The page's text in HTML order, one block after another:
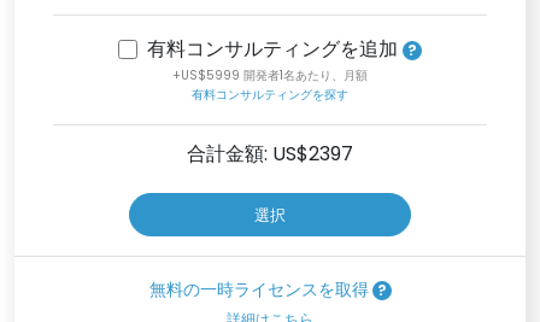
有料コンサルティングを追加
+US$5999 開発者1名あたり、月額
有料コンサルティングを探す
合計金額: US$2397
選択
無料の一時ライセンスを取得